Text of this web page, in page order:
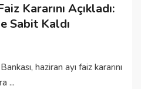
Kararını Açıkladı:
Sabit Kaldı
haziran ayı faiz kararını
...